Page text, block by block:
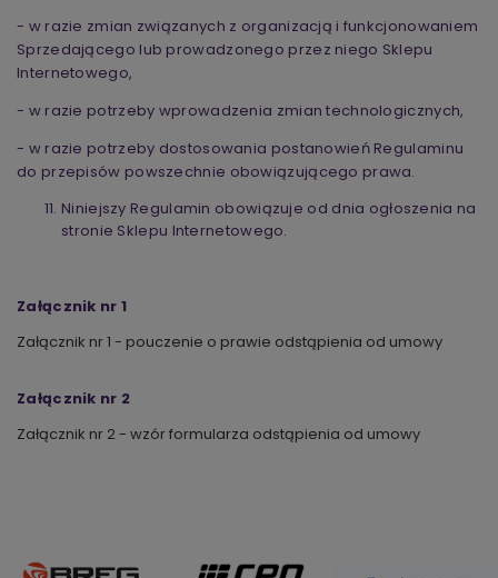
- w razie zmian związanych z organizacją i funkcjonowaniem
Sprzedającego lub prowadzonego przez niego Sklepu
Internetowego,
- w razie potrzeby wprowadzenia zmian technologicznych,
- w razie potrzeby dostosowania postanowień Regulaminu
do przepisów powszechnie obowiązującego prawa.
Niniejszy Regulamin obowiązuje od dnia ogłoszenia na
stronie Sklepu Internetowego.
Załącznik nr 1
Załącznik nr 1 - pouczenie o prawie odstąpienia od umowy
Załącznik nr 2
Załącznik nr 2 - wzór formularza odstąpienia od umowy